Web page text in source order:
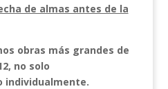
de almas antes de la
obras más grandes de
no solo
individualmente.